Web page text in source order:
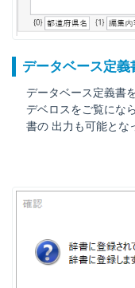
データベース定義
データベース定義書
デベロスをご覧にな
書の 出力も可能とな